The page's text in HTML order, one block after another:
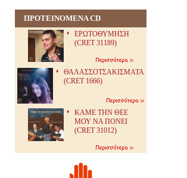
ΠΡΟΤΕΙΝΟΜΕΝΑ CD
ΕΡΩΤΟΘΥΜΗΣΗ
(CRET 31189)
ΘΑΛΑΣΣΟΤΣΑΚΙΣΜΑΤΑ
(CRET 1666)
ΚΑΜΕ ΤΗΝ ΘΕΕ
ΜΟΥ ΝΑ ΠΟΝΕΙ
(CRET 31012)